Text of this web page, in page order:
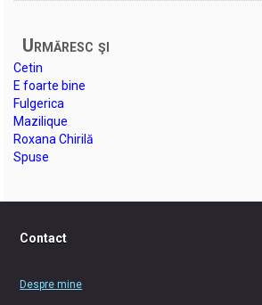
Urmăresc şi
Cetin
E foarte bine
Fulgerica
Mazilique
Roxana Chirilă
Spuse
Contact
Despre mine